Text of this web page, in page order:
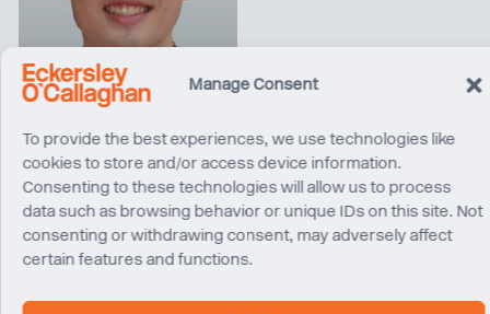
Manage Consent
To provide the best experiences, we use technologies like
cookies to store and/or access device information.
Consenting to these technologies will allow us to process
data such as browsing behavior or unique IDs on this site. Not
consenting or withdrawing consent, may adversely affect
certain features and functions.
Timothy Fong
Ingénieur de projet
Sydney